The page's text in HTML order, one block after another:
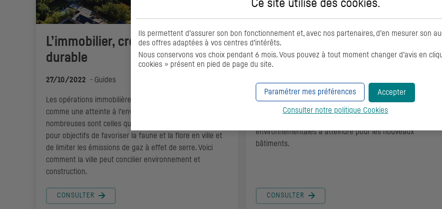
L’immobilier, créateur d’une ville
durable
27/10/2022 - Guides
Les opérations immobilières sont souvent considérées
comme une atteinte à l’environnement. Et pourtant,
nombreuses sont celles qui intègrent la biodiversité, avec
pour objectifs de favoriser la faune et la flore en ville et
de limiter les émissions de gaz à effet de serre. Voici
comment la ville peut concilier environnement et
construction.
CONSULTER
Les objectifs de la RE2020
06/09/2022
Adoptée en 2020 et entrée en application le 1er janvier
2022, la nouvelle Réglementation Environnementale, plus
communément appelée RE2020, fixe les exigences en
environnementales à atteindre pour les nouveaux
bâtiments.
CONSULTER
Ce site utilise des cookies.
Ils permettent d’assurer son bon fonctionnement et, avec nos partenaires, d’en mesurer son
des offres adaptées à vos centres d’intérêts.
Nous conservons vos choix pendant 6 mois. Vous pouvez à tout moment changer d’avis en
cookies » présent en pied de page du site.
Accepter
Paramétrer mes préférences
Consulter notre politique Cookies